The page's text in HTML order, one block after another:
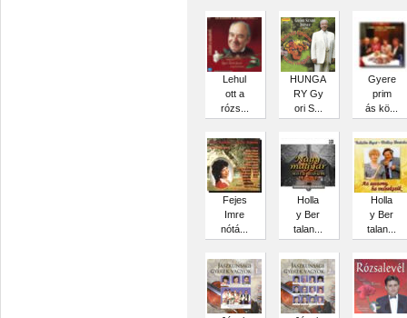
Lehul
ott a
rózs...
HUNGA
RY Gy
ori S...
Gyere
prim
ás kö...
Fejes
Imre
nótá...
Holla
y Ber
talan...
Holla
y Ber
talan...